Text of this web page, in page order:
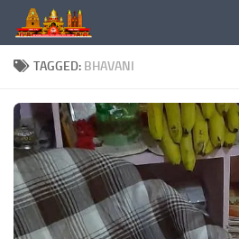
Skip to content
TAGGED: BHAVANI